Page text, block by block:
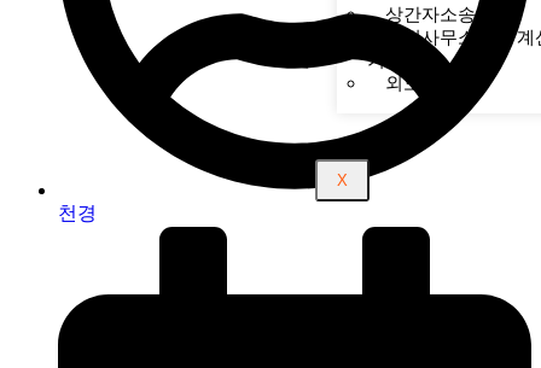
상간자소송
탐정사무소비용 계
기
외도 징후
X
천경